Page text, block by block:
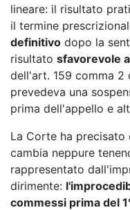
lineare: il risultato
il termine
definitivo dopo la
risultato sfavorevole
dell'art. 159 comma 2
prevedeva una
prima dell'appello e
La Corte ha precisato
cambia neppure
rappresentato
dirimente:
commessi prima del